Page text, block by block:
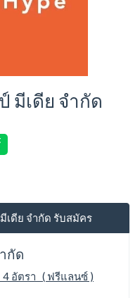
มีเดีย จำกัด
เดีย จำกัด รับสมัคร
กัด
4 อัตรา ( ฟรีแลนซ์ )